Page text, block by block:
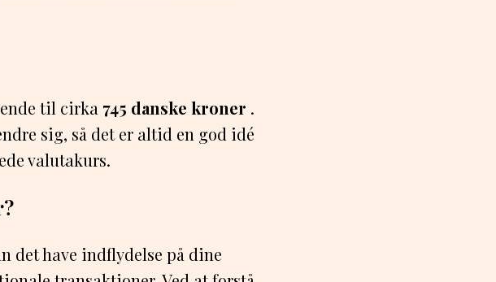
til cirka 745 danske kroner .
sig, så det er altid en god idé
valutakurs.
det have indflydelse på dine